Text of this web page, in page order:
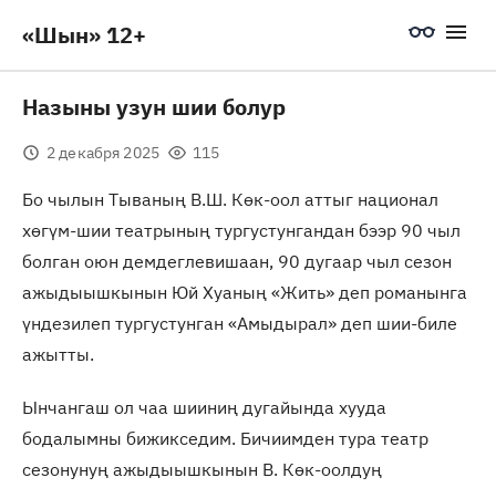
«Шын» 12+
Назыны узун шии болур
2 декабря 2025 115
Бо чылын Тываның В.Ш. Көк-оол аттыг национал
хөгүм-шии театрының тургустунгандан бээр 90 чыл
болган оюн демдеглевишаан, 90 дугаар чыл сезон
ажыдыышкынын Юй Хуаның «Жить» деп романынга
үндезилеп тургустунган «Амыдырал» деп шии-биле
ажытты.
Ынчангаш ол чаа шииниң дугайында хууда
бодалымны бижикседим. Бичиимден тура театр
сезонунуң ажыдыышкынын В. Көк-оолдуң